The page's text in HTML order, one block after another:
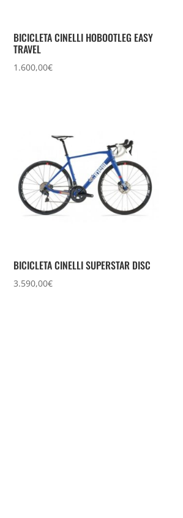
BICICLETA CINELLI HOBOOTLEG EASY
TRAVEL
1.600,00€
BICICLETA CINELLI SUPERSTAR DISC
3.590,00€